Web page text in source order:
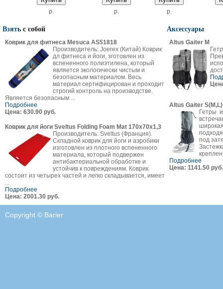
p. p. p.
Взять с собой
Коврик для фитнеса Mesuca AS51818
Производитель: Joerex (Китай) Коврик
дл фитнеса и йоги, зготовлен из
вспененного полиэтилена, который
является экологически чистым и
безопасным материалом. Весь
материал сертифицирован и проходит
строгий контроль на производстве.
Является безопасным ...
Подробнее
Цена: 630.90 руб.
Коврик для йоги Sveltus Folding Foam Mat 170х70х1,3
Производитель: Sveltus (Франция).
Складной коврик для йоги и аэробики
изготовлен из плотного вспененного
материала, который подвержен
антибактериальной обработке и
устойчив к повреждениям. Коврик
состоит из четырех частей и легко складывается, имеет
...
Подробнее
Цена: 2001.30 руб.
Аксессуары
Altus Gaiter M
Altus Gaiter S(M,L)
Гетры
под
Подробнее
Цена: 1141.50 руб.
Copyright © Barier